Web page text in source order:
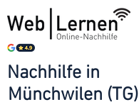
Münchwilen (TG)
Nachhilfe in